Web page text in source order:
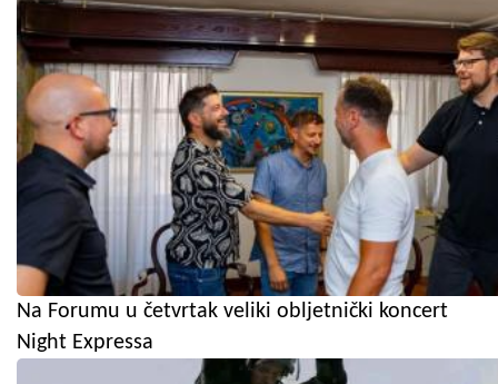
Na Forumu u četvrtak veliki obljetnički koncert
Night Expressa